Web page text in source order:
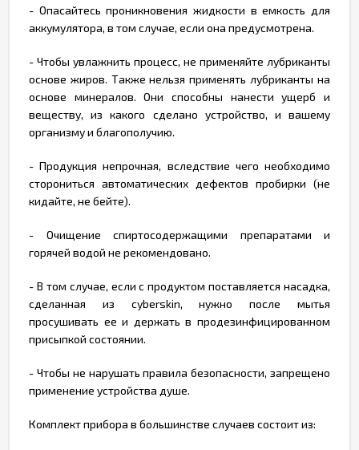
- Опасайтесь проникновения жидкости в емкость для
аккумулятора, в том случае, если она предусмотрена.
- Чтобы увлажнить процесс, не применяйте лубриканты
основе жиров. Также нельзя применять лубриканты на
основе минералов. Они способны нанести ущерб и
веществу, из какого сделано устройство, и вашему
организму и благополучию.
- Продукция непрочная, вследствие чего необходимо
сторониться автоматических дефектов пробирки (не
кидайте, не бейте).
- Очищение спиртосодержащими препаратами и
горячей водой не рекомендовано.
- В том случае, если с продуктом поставляется насадка,
сделанная из cyberskin, нужно после мытья
просушивать ее и держать в продезинфицированном
присыпкой состоянии.
- Чтобы не нарушать правила безопасности, запрещено
применение устройства душе.
Комплект прибора в большинстве случаев состоит из: